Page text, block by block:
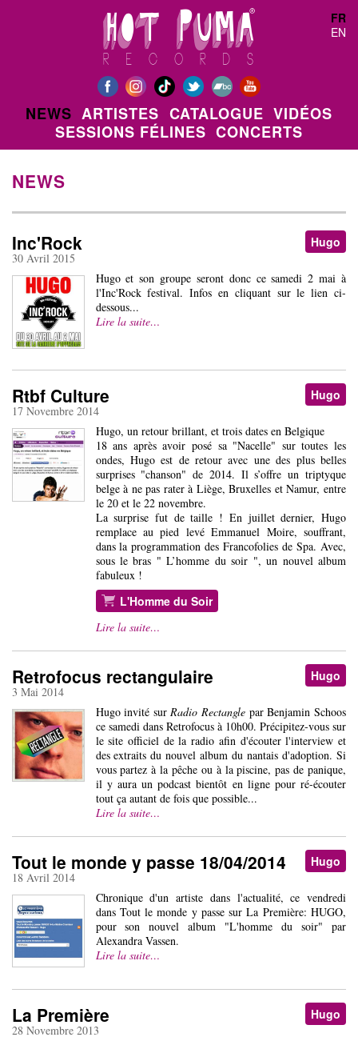
FR
EN
NEWS ARTISTES CATALOGUE VIDÉOS
SESSIONS FÉLINES CONCERTS
NEWS
Hugo
Inc'Rock
30 Avril 2015
Hugo et son groupe seront donc ce samedi 2 mai à
l'Inc'Rock festival. Infos en cliquant sur le lien ci-
dessous...
Lire la suite…
Hugo
Rtbf Culture
17 Novembre 2014
Hugo, un retour brillant, et trois dates en Belgique
18 ans après avoir posé sa "Nacelle" sur toutes les
ondes, Hugo est de retour avec une des plus belles
surprises "chanson" de 2014. Il s’offre un triptyque
belge à ne pas rater à Liège, Bruxelles et Namur, entre
le 20 et le 22 novembre.
La surprise fut de taille ! En juillet dernier, Hugo
remplace au pied levé Emmanuel Moire, souffrant,
dans la programmation des Francofolies de Spa. Avec,
sous le bras " L’homme du soir ", un nouvel album
fabuleux !
L'Homme du Soir
Lire la suite…
Hugo
Retrofocus rectangulaire
3 Mai 2014
Hugo invité surRadio Rectangle par Benjamin Schoos
ce samedi dans Retrofocus à 10h00. Précipitez-vous sur
le site officiel de la radio afin d'écouter l'interview et
des extraits du nouvel album du nantais d'adoption. Si
vous partez à la pêche ou à la piscine, pas de panique,
il y aura un podcast bientôt en ligne pour ré-écouter
tout ça autant de fois que possible...
Lire la suite…
Hugo
Tout le monde y passe 18/04/2014
18 Avril 2014
Chronique d'un artiste dans l'actualité, ce vendredi
dans Tout le monde y passe sur La Première: HUGO,
pour son nouvel album "L'homme du soir" par
Alexandra Vassen.
Lire la suite…
Hugo
La Première
28 Novembre 2013